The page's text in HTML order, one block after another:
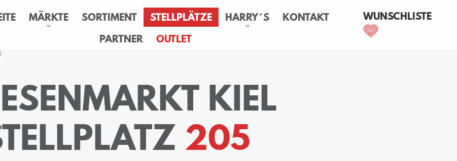
MÄRKTE SORTIMENT STELLPLÄTZE HARRY´S
KONTAKT
PARTNER
OUTLET
WUNSCHLISTE
KIEL
205